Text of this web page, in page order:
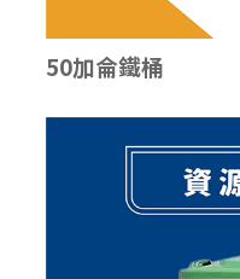
50加侖鐵桶